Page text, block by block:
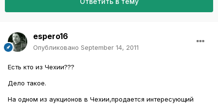
espero16
Опубликовано September 14, 2011
Есть кто из Чехии???
Дело такое.
На одном из аукционов в Чехии,продается интересующий